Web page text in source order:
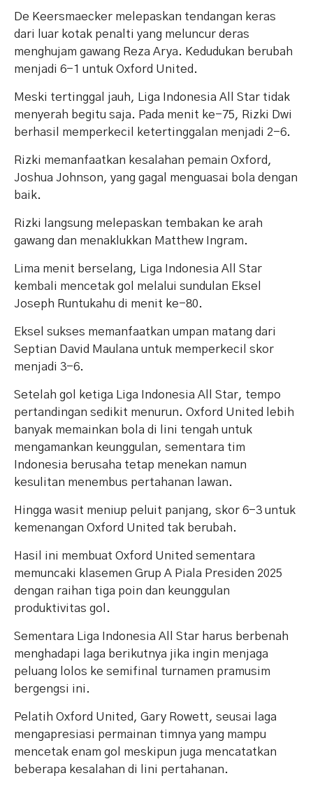
De Keersmaecker melepaskan tendangan keras
dari luar kotak penalti yang meluncur deras
menghujam gawang Reza Arya. Kedudukan berubah
menjadi 6-1 untuk Oxford United.
Meski tertinggal jauh, Liga Indonesia All Star tidak
menyerah begitu saja. Pada menit ke-75, Rizki Dwi
berhasil memperkecil ketertinggalan menjadi 2-6.
Rizki memanfaatkan kesalahan pemain Oxford,
Joshua Johnson, yang gagal menguasai bola dengan
baik.
Rizki langsung melepaskan tembakan ke arah
gawang dan menaklukkan Matthew Ingram.
Lima menit berselang, Liga Indonesia All Star
kembali mencetak gol melalui sundulan Eksel
Joseph Runtukahu di menit ke-80.
Eksel sukses memanfaatkan umpan matang dari
Septian David Maulana untuk memperkecil skor
menjadi 3-6.
Setelah gol ketiga Liga Indonesia All Star, tempo
pertandingan sedikit menurun. Oxford United lebih
banyak memainkan bola di lini tengah untuk
mengamankan keunggulan, sementara tim
Indonesia berusaha tetap menekan namun
kesulitan menembus pertahanan lawan.
Hingga wasit meniup peluit panjang, skor 6-3 untuk
kemenangan Oxford United tak berubah.
Hasil ini membuat Oxford United sementara
memuncaki klasemen Grup A Piala Presiden 2025
dengan raihan tiga poin dan keunggulan
produktivitas gol.
Sementara Liga Indonesia All Star harus berbenah
menghadapi laga berikutnya jika ingin menjaga
peluang lolos ke semifinal turnamen pramusim
bergengsi ini.
Pelatih Oxford United, Gary Rowett, seusai laga
mengapresiasi permainan timnya yang mampu
mencetak enam gol meskipun juga mencatatkan
beberapa kesalahan di lini pertahanan.